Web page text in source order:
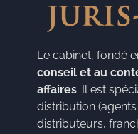
Le cabinet, fondé
conseil et au
affaires. Il est
distribution
distributeurs,